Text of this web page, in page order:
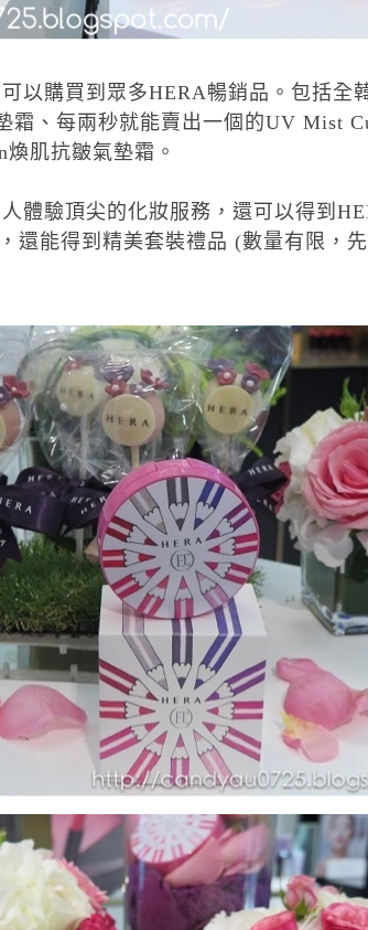
以購買到眾多HERA暢銷品。包括全
霜、每兩秒就能賣出一個的UV Mist
煥肌抗皺氣墊霜。
體驗頂尖的化妝服務， 還 可以得到
還能得到精美套裝禮品 (數量有限，先